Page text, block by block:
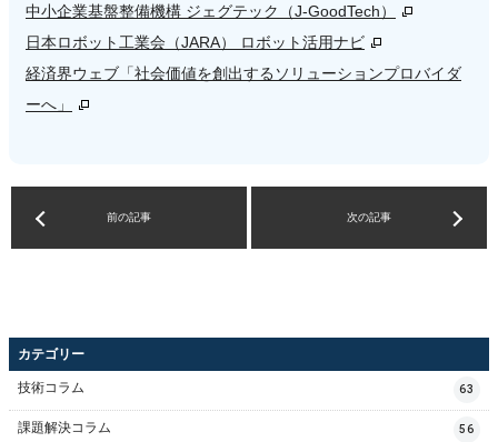
中小企業基盤整備機構 ジェグテック（J-GoodTech）
日本ロボット工業会（JARA） ロボット活用ナビ
経済界ウェブ「社会価値を創出するソリューションプロバイダ
ーへ」
前の記事 次の記事
カテゴリー
技術コラム 63
課題解決コラム 56